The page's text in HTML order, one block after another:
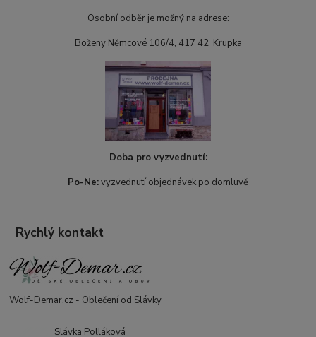
Osobní odběr je možný na adrese:
Boženy Němcové 106/4, 417 42 Krupka
Doba pro vyzvednutí:
Po-Ne:vyzvednutí objednávek po domluvě
Rychlý kontakt
Wolf-Demar.cz - Oblečení od Slávky
Slávka Polláková